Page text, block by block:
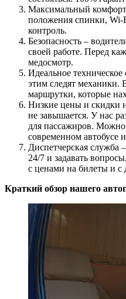
Максимальный
положения спинки, Wi-
контроль.
Безопасность –
своей работе. Перед
медосмотр.
Идеальное техническое
этим следят механики.
маршрутки, которые
Низкие цены и скидки
не завышается. У нас
для пассажиров. Можно
современном автобусе
Диспетчерская служба
24/7 и задавать
с ценами на билеты и
Краткий обзор нашего